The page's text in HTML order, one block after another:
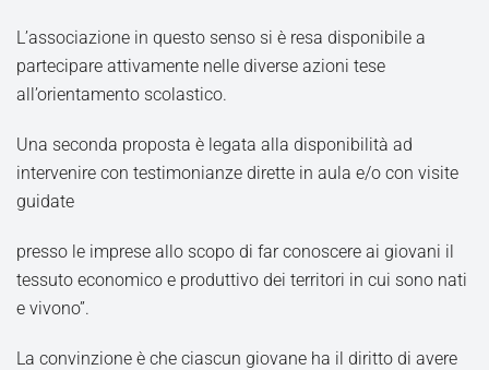
L’associazione in questo senso si è resa disponibile a
partecipare attivamente nelle diverse azioni tese
all’orientamento scolastico.
Una seconda proposta è legata alla disponibilità ad
intervenire con testimonianze dirette in aula e/o con visite
guidate
presso le imprese allo scopo di far conoscere ai giovani il
tessuto economico e produttivo dei territori in cui sono nati
e vivono”.
La convinzione è che ciascun giovane ha il diritto di avere